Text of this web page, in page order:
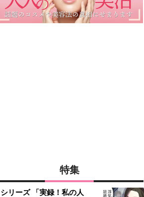
特集
シリーズ 「実録！私の人